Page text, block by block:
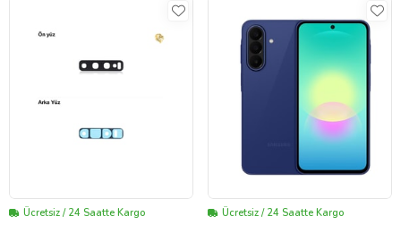
Ücretsiz / 24 Saatte Kargo Ücretsiz / 24 Saatte Kargo